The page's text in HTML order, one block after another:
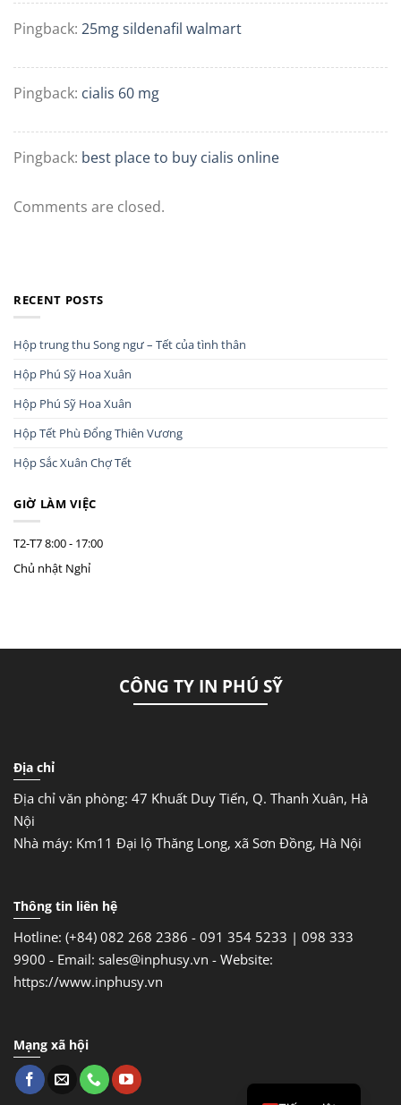
Pingback: 25mg sildenafil walmart
Pingback: cialis 60 mg
Pingback: best place to buy cialis online
Comments are closed.
RECENT POSTS
Hộp trung thu Song ngư – Tết của tình thân
Hộp Phú Sỹ Hoa Xuân
Hộp Phú Sỹ Hoa Xuân
Hộp Tết Phù Đổng Thiên Vương
Hộp Sắc Xuân Chợ Tết
GIỜ LÀM VIỆC
T2-T78:00 - 17:00
Chủ nhật Nghỉ
CÔNG TY IN PHÚ SỸ
Địa chỉ
Địa chỉ văn phòng: 47 Khuất Duy Tiến, Q. Thanh Xuân, Hà
Nội
Nhà máy: Km11 Đại lộ Thăng Long, xã Sơn Đồng, Hà Nội
Thông tin liên hệ
Hotline: (+84) 082 268 2386 - 091 354 5233 | 098 333
9900 - Email: sales@inphusy.vn - Website:
https://www.inphusy.vn
Mạng xã hội